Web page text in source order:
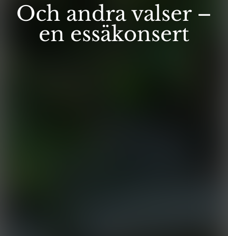
Och andra valser –
en essäkonsert